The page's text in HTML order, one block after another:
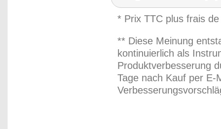
* Prix TTC plus frais
** Diese Meinung
kontinuierlich als
Produktverbesserung
Tage nach Kauf per E-